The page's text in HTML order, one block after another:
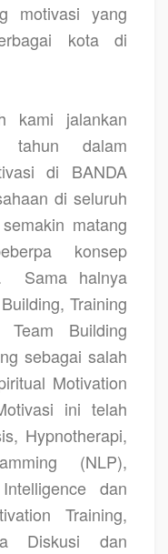
motivasi yang
kota di
kami jalankan
dalam
di BANDA
di seluruh
matang
konsep
Sama halnya
Training
Team Building
sebagai salah
Motivation
ini telah
Hypnotherapi,
(NLP),
dan
Training,
Diskusi dan